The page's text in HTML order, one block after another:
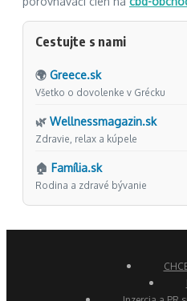
Cestujte s nami
🌍 Greece.sk
Všetko o dovolenke v Grécku
🌿 Wellnessmagazin.sk
Zdravie, relax a kúpele
🏠 Família.sk
Rodina a zdravé bývanie